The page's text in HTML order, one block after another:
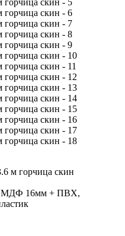
м горчица скин
МДФ 16мм + ПВХ,